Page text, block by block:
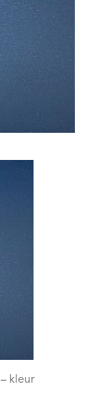
kleur